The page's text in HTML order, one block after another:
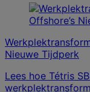
Nieuwe Tijdperk
Lees hoe Tétris